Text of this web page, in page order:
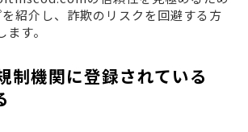
紹介し、詐欺のリスクを回避する方
す。
制機関に登録されている